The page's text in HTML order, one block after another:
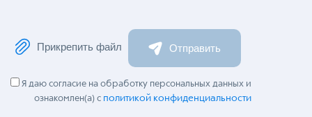
Прикрепить файл Отправить
Я даю согласие на обработку персональных данных и
ознакомлен(а) с политикой конфиденциальности